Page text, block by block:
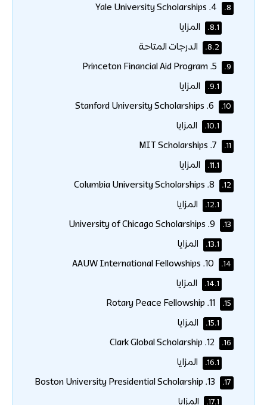
8.
8.1. المزايا
8.2. الدرجات المتاحة
9.
9.1. المزايا
10.
10.1. المزايا
11.
11.1. المزايا
12.
12.1. المزايا
13.
13.1. المزايا
14.
14.1. المزايا
15.
15.1. المزايا
16.
16.1. المزايا
17.